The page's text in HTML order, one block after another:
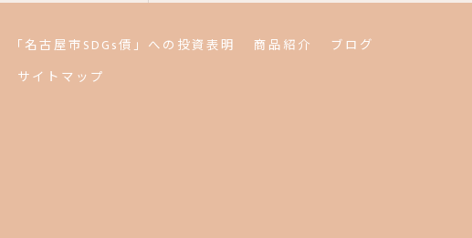
「名古屋市SDGs債」への投資表明 商品紹介
ブログ
サイトマップ